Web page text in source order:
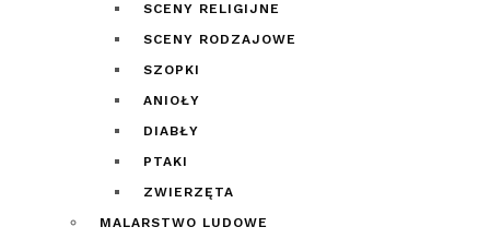
SCENY RELIGIJNE
SCENY RODZAJOWE
SZOPKI
ANIOŁY
DIABŁY
PTAKI
ZWIERZĘTA
MALARSTWO LUDOWE